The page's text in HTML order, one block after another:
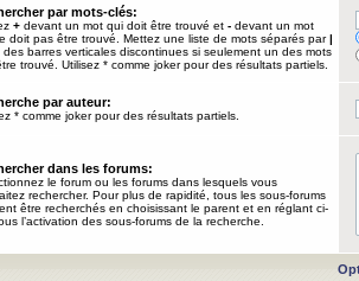
par mots-clés:
+ devant un mot qui doit être trouvé et - devant un mot
doit pas être trouvé. Mettez une liste de mots séparés par|
des barres verticales discontinues si seulement un des mots
trouvé. Utilisez * comme joker pour des résultats partiels.
par auteur:
* comme joker pour des résultats partiels.
dans les forums:
le forum ou les forums dans lesquels vous
rechercher. Pour plus de rapidité, tous les sous-forums
être recherchés en choisissant le parent et en réglant ci-
l’activation des sous-forums de la recherche.